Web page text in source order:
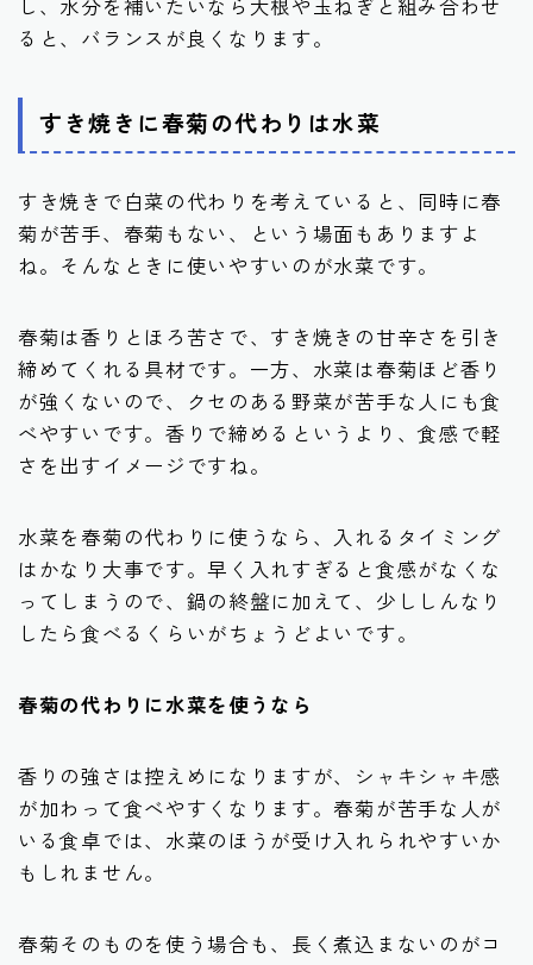
し、水分を補いたいなら大根や玉ねぎと組み合わせ
ると、バランスが良くなります。
すき焼きに春菊の代わりは水菜
すき焼きで白菜の代わりを考えていると、同時に春
菊が苦手、春菊もない、という場面もありますよ
ね。そんなときに使いやすいのが水菜です。
春菊は香りとほろ苦さで、すき焼きの甘辛さを引き
締めてくれる具材です。一方、水菜は春菊ほど香り
が強くないので、クセのある野菜が苦手な人にも食
べやすいです。香りで締めるというより、食感で軽
さを出すイメージですね。
水菜を春菊の代わりに使うなら、入れるタイミング
はかなり大事です。早く入れすぎると食感がなくな
ってしまうので、鍋の終盤に加えて、少ししんなり
したら食べるくらいがちょうどよいです。
春菊の代わりに水菜を使うなら
香りの強さは控えめになりますが、シャキシャキ感
が加わって食べやすくなります。春菊が苦手な人が
いる食卓では、水菜のほうが受け入れられやすいか
もしれません。
春菊そのものを使う場合も、長く煮込まないのがコ